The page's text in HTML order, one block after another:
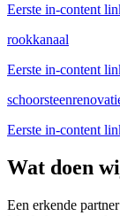
Eerste in-content
rookkanaal
Eerste in-content
Eerste in-content
Wat doen
Een erkende